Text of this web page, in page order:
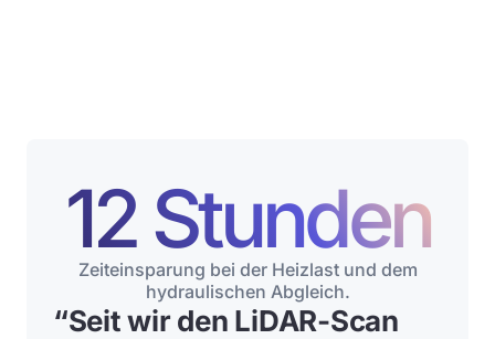
12 Stunden
Zeiteinsparung bei der Heizlast und dem
hydraulischen Abgleich.
“Seit wir den LiDAR-Scan